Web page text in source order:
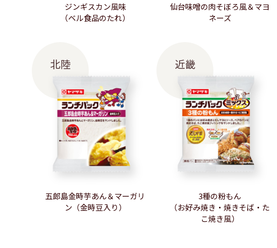
ジンギスカン風味
（ベル食品のたれ）
仙台味噌の肉そぼろ風＆マヨ
ネーズ
北陸
五郎島金時芋あん＆マーガリ
ン（金時豆入り）
近畿
3種の粉もん
（お好み焼き・焼きそば・た
こ焼き風）